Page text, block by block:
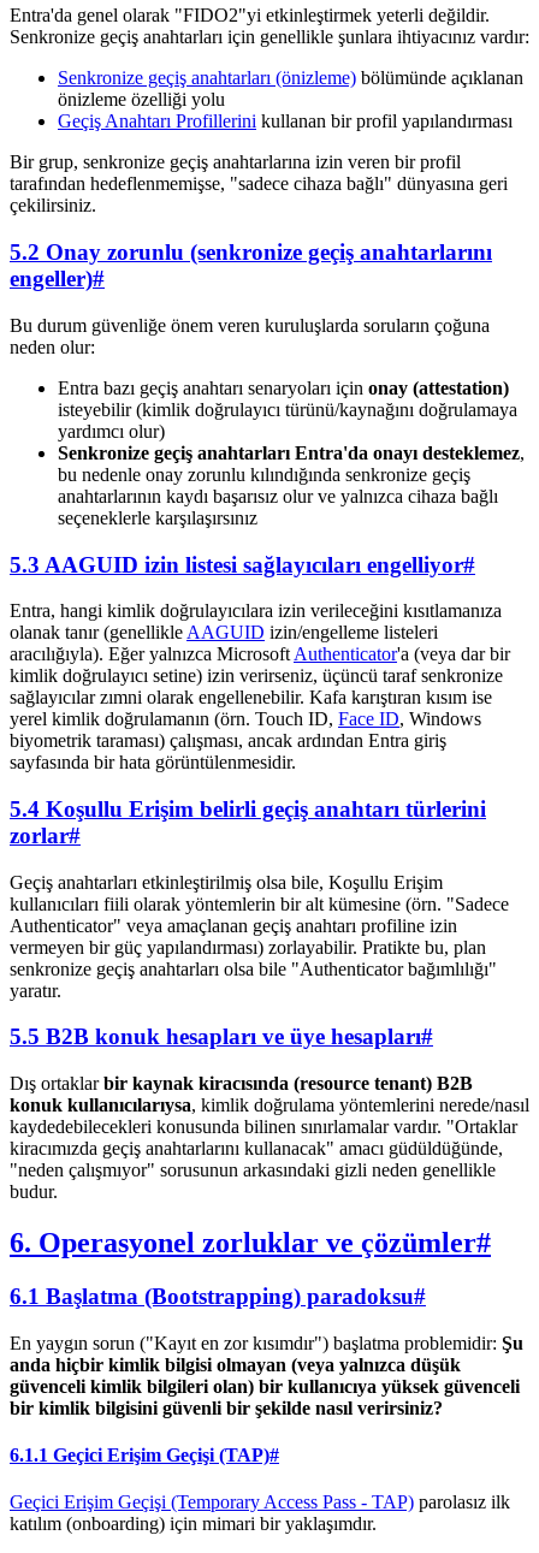
Entra'da genel olarak "FIDO2"yi etkinleştirmek yeterli değildir.
Senkronize geçiş anahtarları için genellikle şunlara ihtiyacınız vardır:
Senkronize geçiş anahtarları (önizleme) bölümünde açıklanan
önizleme özelliği yolu
Geçiş Anahtarı Profillerini kullanan bir profil yapılandırması
Bir grup, senkronize geçiş anahtarlarına izin veren bir profil
tarafından hedeflenmemişse, "sadece cihaza bağlı" dünyasına geri
çekilirsiniz.
5.2 Onay zorunlu (senkronize geçiş anahtarlarını
engeller)#
Bu durum güvenliğe önem veren kuruluşlarda soruların çoğuna
neden olur:
Entra bazı geçiş anahtarı senaryoları için onay (attestation)
isteyebilir (kimlik doğrulayıcı türünü/kaynağını doğrulamaya
yardımcı olur)
Senkronize geçiş anahtarları Entra'da onayı desteklemez,
bu nedenle onay zorunlu kılındığında senkronize geçiş
anahtarlarının kaydı başarısız olur ve yalnızca cihaza bağlı
seçeneklerle karşılaşırsınız
5.3 AAGUID izin listesi sağlayıcıları engelliyor#
Entra, hangi kimlik doğrulayıcılara izin verileceğini kısıtlamanıza
olanak tanır (genellikle AAGUID izin/engelleme listeleri
aracılığıyla). Eğer yalnızca Microsoft Authenticator'a (veya dar bir
kimlik doğrulayıcı setine) izin verirseniz, üçüncü taraf senkronize
sağlayıcılar zımni olarak engellenebilir. Kafa karıştıran kısım ise
yerel kimlik doğrulamanın (örn. Touch ID, Face ID, Windows
biyometrik taraması) çalışması, ancak ardından Entra giriş
sayfasında bir hata görüntülenmesidir.
5.4 Koşullu Erişim belirli geçiş anahtarı türlerini
zorlar#
Geçiş anahtarları etkinleştirilmiş olsa bile, Koşullu Erişim
kullanıcıları fiili olarak yöntemlerin bir alt kümesine (örn. "Sadece
Authenticator" veya amaçlanan geçiş anahtarı profiline izin
vermeyen bir güç yapılandırması) zorlayabilir. Pratikte bu, plan
senkronize geçiş anahtarları olsa bile "Authenticator bağımlılığı"
yaratır.
5.5 B2B konuk hesapları ve üye hesapları#
Dış ortaklarbir kaynak kiracısında (resource tenant) B2B
konuk kullanıcılarıysa, kimlik doğrulama yöntemlerini nerede/nasıl
kaydedebilecekleri konusunda bilinen sınırlamalar vardır. "Ortaklar
kiracımızda geçiş anahtarlarını kullanacak" amacı güdüldüğünde,
"neden çalışmıyor" sorusunun arkasındaki gizli neden genellikle
budur.
6. Operasyonel zorluklar ve çözümler#
6.1 Başlatma (Bootstrapping) paradoksu#
En yaygın sorun ("Kayıt en zor kısımdır") başlatma problemidir: Şu
anda hiçbir kimlik bilgisi olmayan (veya yalnızca düşük
güvenceli kimlik bilgileri olan) bir kullanıcıya yüksek güvenceli
bir kimlik bilgisini güvenli bir şekilde nasıl verirsiniz?
6.1.1 Geçici Erişim Geçişi (TAP)#
Geçici Erişim Geçişi (Temporary Access Pass - TAP) parolasız ilk
katılım (onboarding) için mimari bir yaklaşımdır.